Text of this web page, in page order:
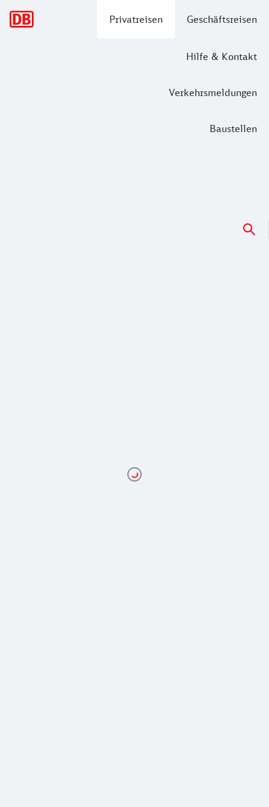
Privatreisen Geschäftsreisen
Hilfe & Kontakt
Verkehrsmeldungen
Baustellen